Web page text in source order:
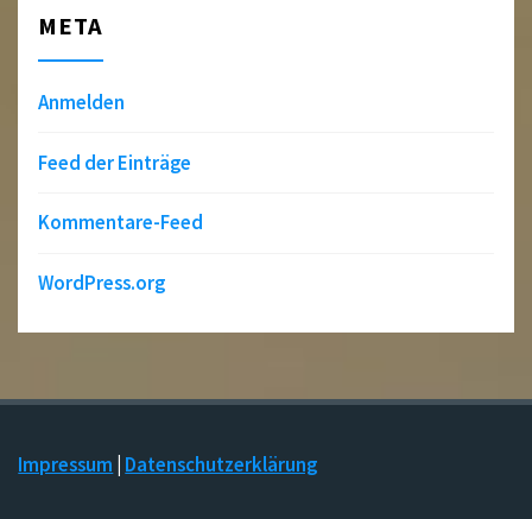
META
Anmelden
Feed der Einträge
Kommentare-Feed
WordPress.org
Impressum Datenschutzerklärung